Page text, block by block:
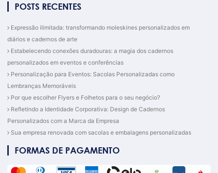
POSTS RECENTES
Expressão ilimitada: transformando moleskines personalizados em
diários e cadernos de arte
Estabelecendo conexões duradouras: a magia dos cadernos
personalizados em eventos e conferências
Personalização para Eventos: Sacolas Personalizadas como
Lembranças Memoráveis
Por que escolher Flyers e Folhetos para o seu negócio?
Refletindo a Identidade Corporativa: Design de Cadernos
Personalizados com a Marca da Empresa
Sua empresa renovada com sacolas e embalagens personalizadas
FORMAS DE PAGAMENTO